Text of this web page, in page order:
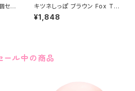
セッ
p
キツネしっぽ ブラウン Fox Tail
Brown
¥1,848
ール中の商品